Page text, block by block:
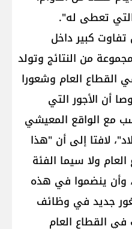
التي تعطى له".
كبير داخل
من النتائج وتولد
القطاع العام وشعورا
أن الأجور التي
مع الواقع المعيشي
لافتا إلى أن "هذا
ولا سيما الفئة
وأن ينضموا في هذه
جديد في وظائف
في القطاع العام